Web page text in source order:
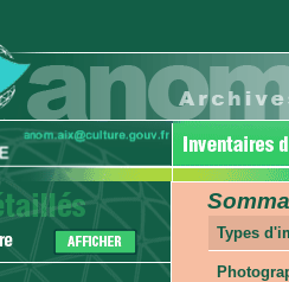
Types